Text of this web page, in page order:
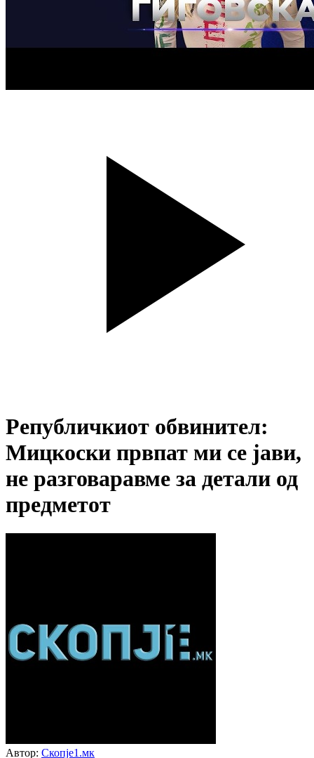
Републичкиот обвинител:
Мицкоски првпат ми се јави,
не разговаравме за детали од
предметот
Автор: Скопје1.мк